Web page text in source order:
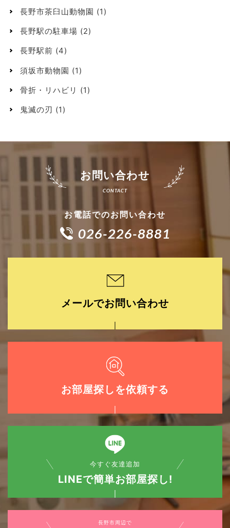
長野市茶臼山動物園 (1)
長野駅の駐車場 (2)
長野駅前 (4)
須坂市動物園 (1)
骨折・リハビリ (1)
鬼滅の刃 (1)
お問い合わせ
お電話でのお問い合わせ
026-226-8881
メールでお問い合わせ
お部屋探しを依頼する
今すぐ友達追加
LINEで簡単お部屋探し!
長野市周辺で